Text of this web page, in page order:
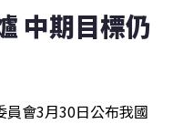
中期目標仍
員會3月30日公布我國